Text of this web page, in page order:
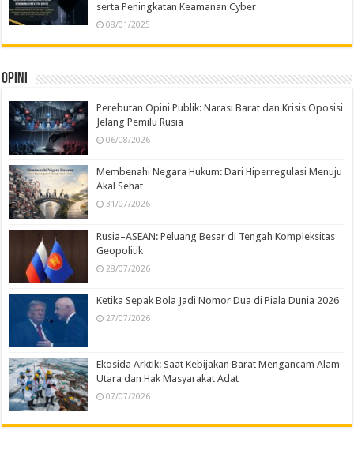
serta Peningkatan Keamanan Cyber
08/01/2025
Opini
Perebutan Opini Publik: Narasi Barat dan Krisis Oposisi
Jelang Pemilu Rusia
06/08/2026
Membenahi Negara Hukum: Dari Hiperregulasi Menuju
Akal Sehat
31/07/2026
Rusia–ASEAN: Peluang Besar di Tengah Kompleksitas
Geopolitik
28/07/2026
Ketika Sepak Bola Jadi Nomor Dua di Piala Dunia 2026
27/07/2026
Ekosida Arktik: Saat Kebijakan Barat Mengancam Alam
Utara dan Hak Masyarakat Adat
07/07/2026